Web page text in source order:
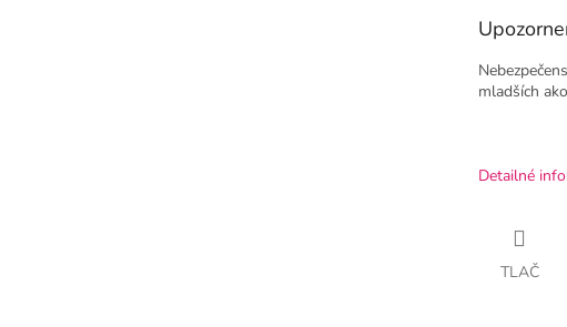
mladších
Detailné
TLAČ